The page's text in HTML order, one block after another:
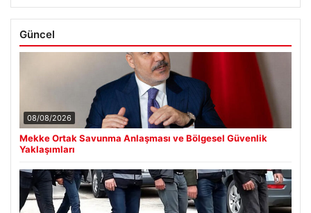
Güncel
08/08/2026
Mekke Ortak Savunma Anlaşması ve Bölgesel Güvenlik
Yaklaşımları